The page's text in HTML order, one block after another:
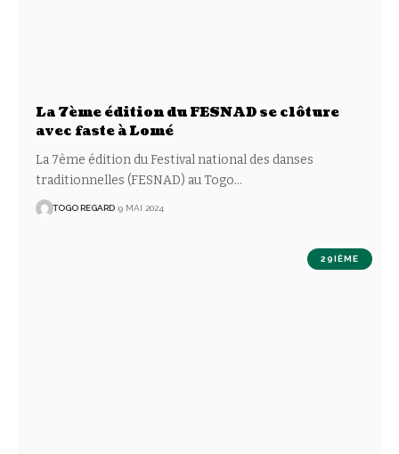
La 7ème édition du FESNAD se clôture
avec faste à Lomé
La 7ème édition du Festival national des danses
traditionnelles (FESNAD) au Togo…
TOGO REGARD 9 MAI 2024
29IÈME